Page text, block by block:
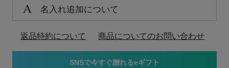
名入れ追加について
返品特約について 商品についてのお問い合わせ